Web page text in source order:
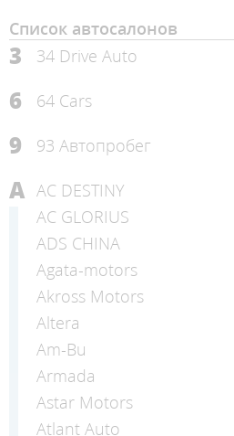
Список автосалонов
3 34 Drive Auto
6 64 Cars
9 93 Автопробег
A AC DESTINY
AC GLORIUS
ADS CHINA
Agata-motors
Akross Motors
Altera
Am-Bu
Armada
Astar Motors
Atlant Auto